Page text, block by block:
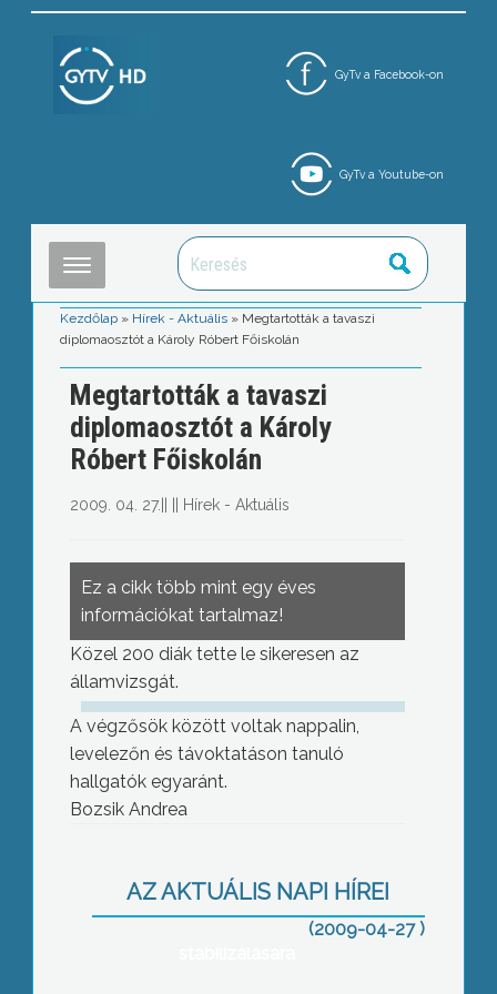
GyTv a Facebook-on
GyTv a Youtube-on
Kezdőlap » Hírek - Aktuális » Megtartották a tavaszi
diplomaosztót a Károly Róbert Főiskolán
Megtartották a tavaszi
diplomaosztót a Károly
Róbert Főiskolán
2009. 04. 27. Hírek - Aktuális
Ez a cikk több mint egy éves
információkat tartalmaz!
Közel 200 diák tette le sikeresen az
államvizsgát.
A végzősök között voltak nappalin,
levelezőn és távoktatáson tanuló
hallgatók egyaránt.
Bozsik Andrea
AZ AKTUÁLIS NAPI HÍREI
(2009-04-27 )
A megyei közgyűlés pénteki ülésén a
HospInvestnek helyzete